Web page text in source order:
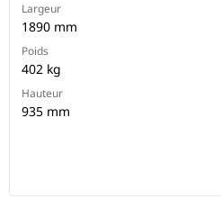
Largeur
1890 mm
Poids
402 kg
Hauteur
935 mm